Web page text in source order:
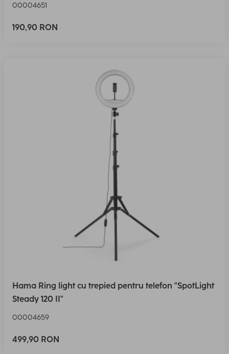
00004651
190,90 RON
Hama Ring light cu trepied pentru telefon "SpotLight
Steady 120 II"
00004659
499,90 RON